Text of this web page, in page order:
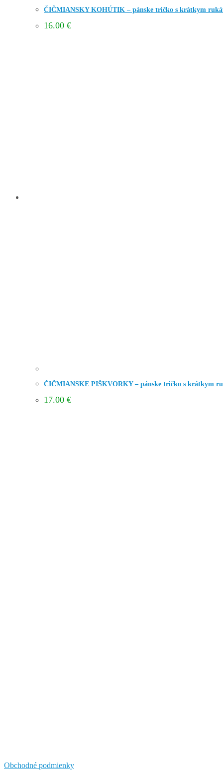
ČIČMIANSKY KOHÚTIK – pánske tričko s krátkym
16.00 €
ČIČMIANSKE PIŠKVORKY – pánske tričko s krátkym
17.00 €
Obchodné podmienky